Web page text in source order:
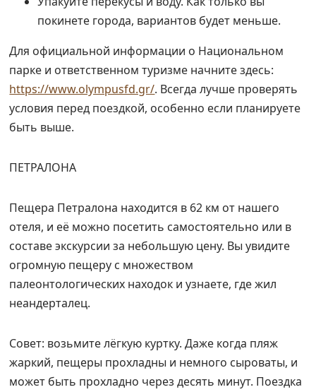
покинете города, вариантов будет меньше.
Для официальной информации о Национальном
парке и ответственном туризме начните здесь:
https://www.olympusfd.gr/. Всегда лучше проверять
условия перед поездкой, особенно если планируете
быть выше.
ПЕТРАЛОНА
Пещера Петралона находится в 62 км от нашего
отеля, и её можно посетить самостоятельно или в
составе экскурсии за небольшую цену. Вы увидите
огромную пещеру с множеством
палеонтологических находок и узнаете, где жил
неандерталец.
Совет: возьмите лёгкую куртку. Даже когда пляж
жаркий, пещеры прохладны и немного сыроваты, и
может быть прохладно через десять минут. Поездка